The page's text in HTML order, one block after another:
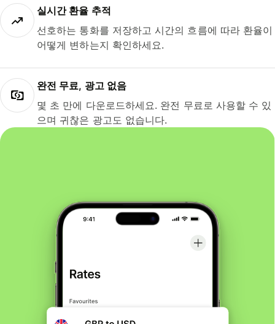
실시간 환율 추적
선호하는 통화를 저장하고 시간의 흐름에 따라 환율이
어떻게 변하는지 확인하세요.
완전 무료, 광고 없음
몇 초 만에 다운로드하세요. 완전 무료로 사용할 수 있
으며 귀찮은 광고도 없습니다.